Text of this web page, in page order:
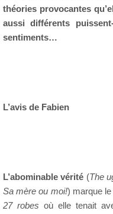
théories provocantes
aussi différents
sentiments…
L’avis de Fabien
L’abominable vérité (The
Sa mère ou moi!) marque
27 robes où elle tenait